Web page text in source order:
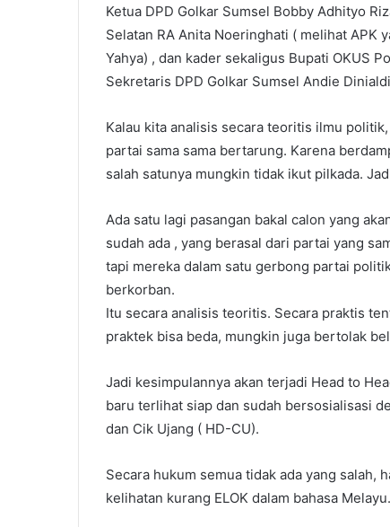
Ketua DPD Golkar Sumsel Bobby Adhityo
Selatan RA Anita Noeringhati ( melihat APK
Yahya) , dan kader sekaligus Bupati OKUS
Sekretaris DPD Golkar Sumsel Andie
Kalau kita analisis secara teoritis ilmu
partai sama sama bertarung. Karena
salah satunya mungkin tidak ikut pilkada.
Ada satu lagi pasangan bakal calon yang
sudah ada , yang berasal dari partai yang
tapi mereka dalam satu gerbong partai
berkorban.
Itu secara analisis teoritis. Secara praktis
praktek bisa beda, mungkin juga bertolak
Jadi kesimpulannya akan terjadi Head to
baru terlihat siap dan sudah bersosialisasi
dan Cik Ujang ( HD-CU).
Secara hukum semua tidak ada yang salah,
kelihatan kurang ELOK dalam bahasa